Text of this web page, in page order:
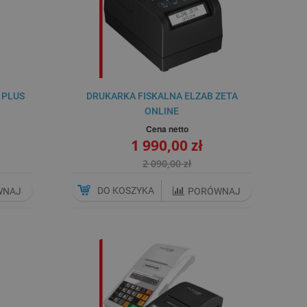
DRUKARKA FISKALNA ELZAB ZETA
ONLINE
Cena netto
1 990,00 zł
2 090,00 zł
DO KOSZYKA PORÓWNAJ